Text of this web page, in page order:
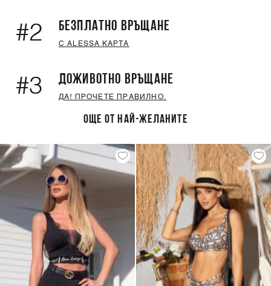
#2 БЕЗПЛАТНО ВРЪЩАНЕ
С ALESSA КАРТА
#3 ДОЖИВОТНО ВРЪЩАНЕ
ДА! ПРОЧЕТЕ ПРАВИЛНО.
ОЩЕ ОТ НАЙ-ЖЕЛАНИТЕ